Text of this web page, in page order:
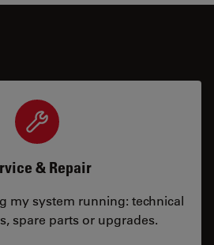
& Repair
my system running: technical
spare parts or upgrades.